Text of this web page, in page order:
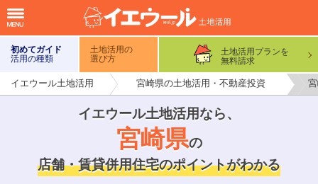
初めてガイド
活用の種類
土地活用の
選び方
土地活用プランを
無料請求
イエウール土地活用 宮崎県の土地活用・不動産投資
イエウール土地活用なら、
宮崎県の
店舗・賃貸併用住宅のポイントがわかる